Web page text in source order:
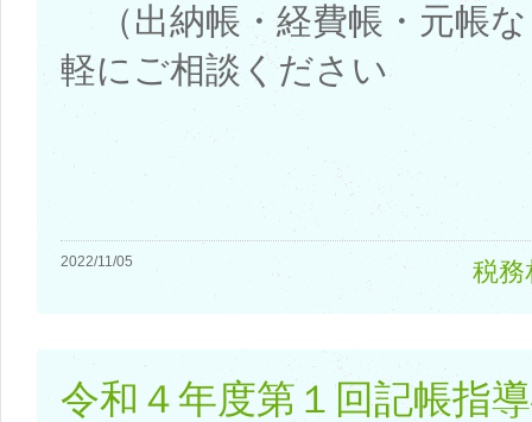
（出納帳・経費帳・元帳
軽にご相談ください
2022/11/05 税務
令和４年度第１回記帳指